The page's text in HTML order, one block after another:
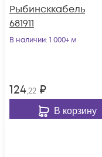
Рыбинсккабель
681911
В наличии: 1 000+ м
124,22 ₽
В корзину